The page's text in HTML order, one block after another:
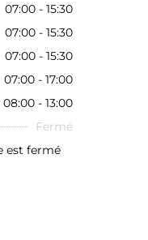
07:00 - 15:30
07:00 - 15:30
07:00 - 15:30
07:00 - 17:00
08:00 - 13:00
Fermé
est fermé